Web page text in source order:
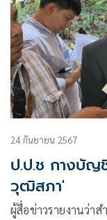
24 กันยายน 2567
ป.ป.ช กางบัญ
วุฒิสภา'
ผู้สื่อข่าวรายงานว่า